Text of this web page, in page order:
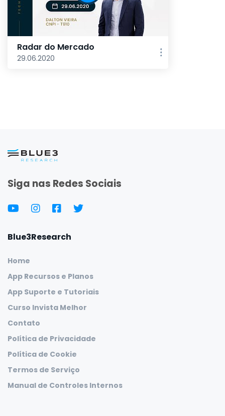
Radar do Mercado
29.06.2020
Siga nas Redes Sociais
Blue3Research
Home
App Recursos e Planos
App Suporte e Tutoriais
Curso Invista Melhor
Contato
Política de Privacidade
Política de Cookie
Termos de Serviço
Manual de Controles Internos